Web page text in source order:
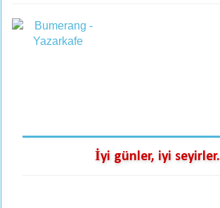
İyi günler, iyi seyirler.